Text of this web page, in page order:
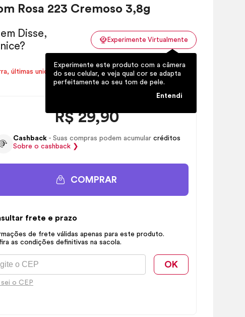
Rosa 223 Cremoso 3,8g
Experimente Virtualmente
Experimente este produto com a câmera
do seu celular, e veja qual cor se adapta
perfeitamente ao seu tom de pele.
Entendi
últimas unidades disponíveis!
R$29,90
Cashback- Suas compras podem acumular créditos
Sobre o cashback❯
COMPRAR
frete e prazo
de frete válidas apenas para este produto.
as condições definitivas na sacola.
OK
sei o CEP